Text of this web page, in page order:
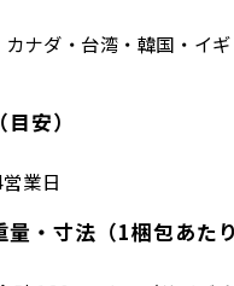
カナダ・台湾・韓国・イ
安）
業日
・寸法（1梱包あたり